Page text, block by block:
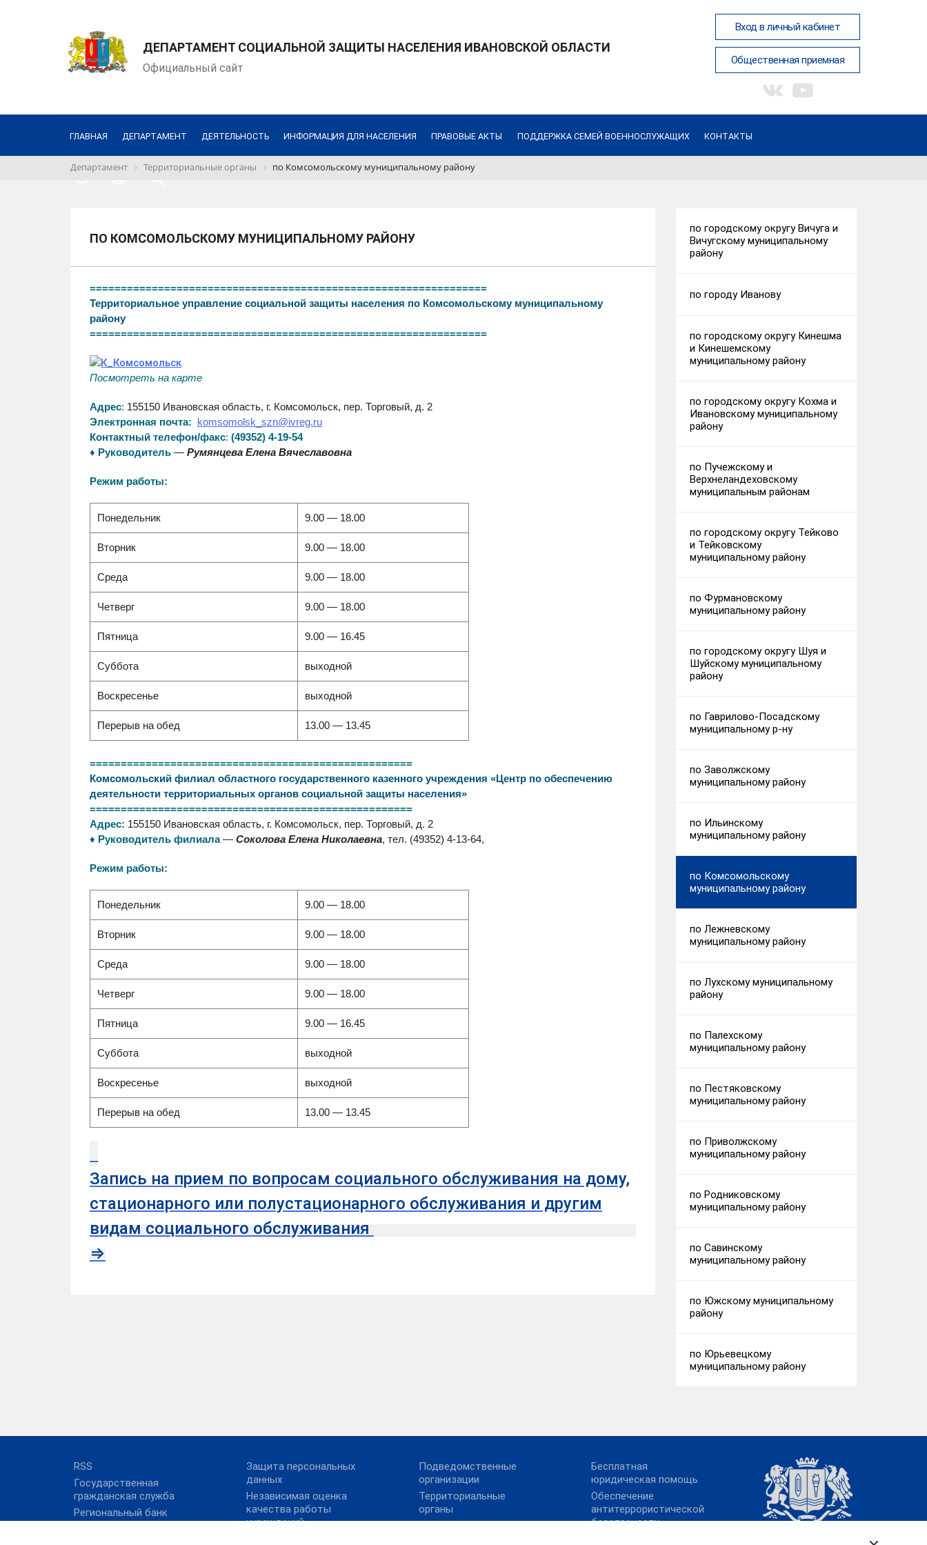
ДЕПАРТАМЕНТ СОЦИАЛЬНОЙ ЗАЩИТЫ НАСЕЛЕНИЯ ИВАНОВСКОЙ ОБЛАСТИ
Официальный сайт
Вход в личный кабинет
Общественная приемная
ГЛАВНАЯ ДЕПАРТАМЕНТ ДЕЯТЕЛЬНОСТЬ ИНФОРМАЦИЯ ДЛЯ НАСЕЛЕНИЯ ПРАВОВЫЕ АКТЫ ПОДДЕРЖКА СЕМЕЙ ВОЕННОСЛУЖАЩИХ КОНТАКТЫ
Департамент Территориальные органы по Комсомольскому муниципальному району
ПО КОМСОМОЛЬСКОМУ МУНИЦИПАЛЬНОМУ РАЙОНУ
================================================================
Территориальное управление социальной защиты населения по Комсомольскому муниципальному
району
================================================================
Посмотреть на карте
Адрес: 155150 Ивановская область, г. Комсомольск, пер. Торговый, д. 2
Электронная почта: komsomolsk_szn@ivreg.ru
Контактный телефон/факс: (49352) 4-19-54
♦ Руководитель — Румянцева Елена Вячеславовна
Режим работы:
Понедельник 9.00 — 18.00
Вторник 9.00 — 18.00
Среда 9.00 — 18.00
Четверг 9.00 — 18.00
Пятница 9.00 — 16.45
Суббота выходной
Воскресенье выходной
Перерыв на обед 13.00 — 13.45
====================================================
Комсомольский филиал областного государственного казенного учреждения «Центр по обеспечению
деятельности территориальных органов социальной защиты населения»
====================================================
Адрес: 155150 Ивановская область, г. Комсомольск, пер. Торговый, д. 2
♦ Руководитель филиала — Соколова Елена Николаевна, тел. (49352) 4-13-64,
Режим работы:
Понедельник 9.00 — 18.00
Вторник 9.00 — 18.00
Среда 9.00 — 18.00
Четверг 9.00 — 18.00
Пятница 9.00 — 16.45
Суббота выходной
Воскресенье выходной
Перерыв на обед 13.00 — 13.45
Запись на прием по вопросам социального обслуживания на дому,
стационарного или полустационарного обслуживания и другим
видам социального обслуживания
⇒
по городскому округу Вичуга и
Вичугскому муниципальному
району
по городу Иванову
по городскому округу Кинешма
и Кинешемскому
муниципальному району
по городскому округу Кохма и
Ивановскому муниципальному
району
по Пучежскому и
Верхнеландеховскому
муниципальным районам
по городскому округу Тейково
и Тейковскому
муниципальному району
по Фурмановскому
муниципальному району
по городскому округу Шуя и
Шуйскому муниципальному
району
по Гаврилово-Посадскому
муниципальному р-ну
по Заволжскому
муниципальному району
по Ильинскому
муниципальному району
по Комсомольскому
муниципальному району
по Лежневскому
муниципальному району
по Лухскому муниципальному
району
по Палехскому
муниципальному району
по Пестяковскому
муниципальному району
по Приволжскому
муниципальному району
по Родниковскому
муниципальному району
по Савинскому
муниципальному району
по Южскому муниципальному
району
по Юрьевецкому
муниципальному району
RSS
Государственная
гражданская служба
Региональный банк
Защита персональных
данных
Независимая оценка
качества работы
учреждений
Подведомственные
организации
Территориальные
органы
Бесплатная
юридическая помощь
Обеспечение
антитеррористической
безопасности